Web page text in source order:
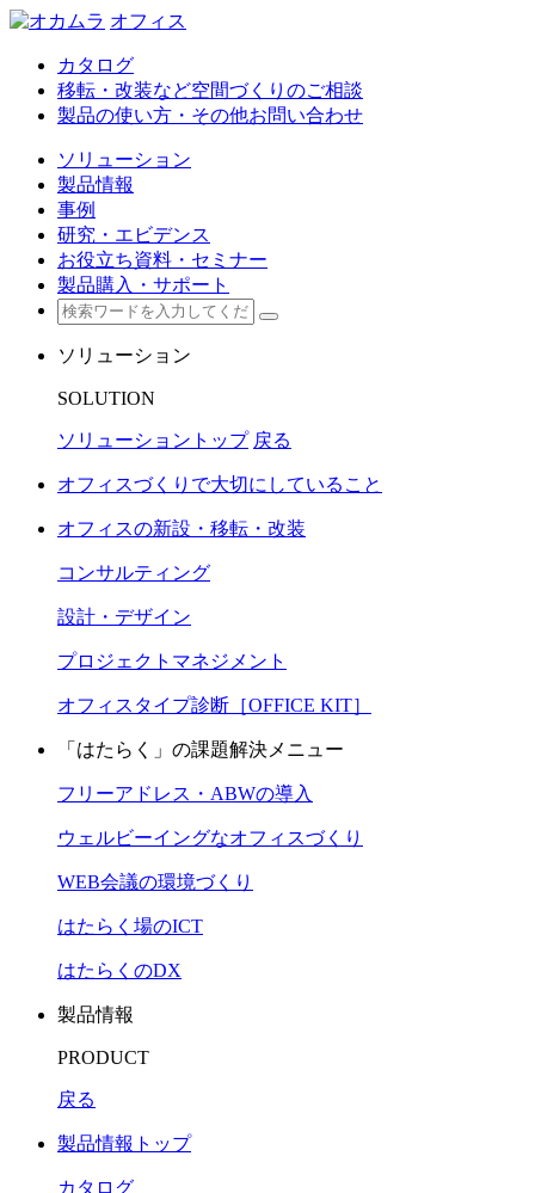
オフィス
カタログ
移転・改装など空間づくりのご相談
製品の使い方・その他お問い合わせ
ソリューション
製品情報
事例
研究・エビデンス
お役立ち資料・セミナー
製品購入・サポート
ソリューション
SOLUTION
ソリューショントップ 戻る
オフィスづくりで大切にしていること
オフィスの新設・移転・改装
コンサルティング
設計・デザイン
プロジェクトマネジメント
オフィスタイプ診断［OFFICE KIT］
「はたらく」の課題解決メニュー
フリーアドレス・ABWの導入
ウェルビーイングなオフィスづくり
WEB会議の環境づくり
はたらく場のICT
はたらくのDX
製品情報
PRODUCT
戻る
製品情報トップ
カタログ